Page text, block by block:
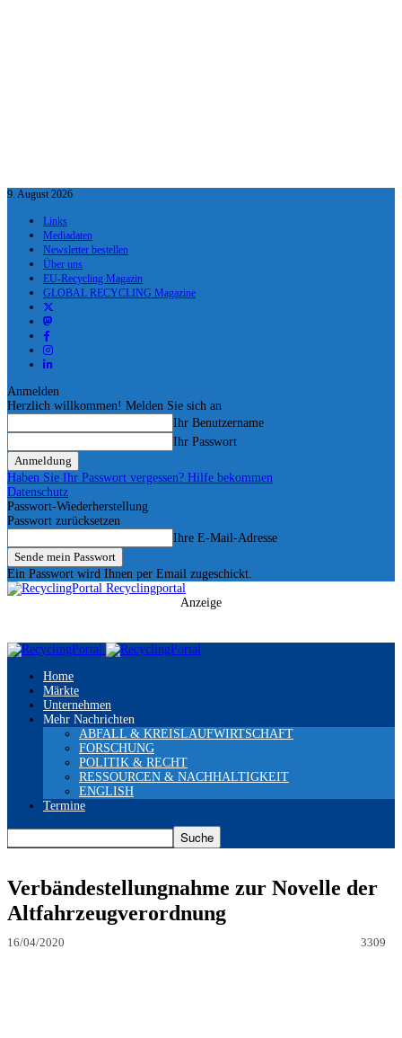
9. August 2026
Links
Mediadaten
Newsletter bestellen
Über uns
EU-Recycling Magazin
GLOBAL RECYCLING Magazine
Anmelden
Herzlich willkommen! Melden Sie sich an
Ihr Benutzername
Ihr Passwort
Haben Sie Ihr Passwort vergessen? Hilfe bekommen
Datenschutz
Passwort-Wiederherstellung
Passwort zurücksetzen
Ihre E-Mail-Adresse
Ein Passwort wird Ihnen per Email zugeschickt.
Recyclingportal
Anzeige
Home
Märkte
Unternehmen
Mehr Nachrichten
ABFALL & KREISLAUFWIRTSCHAFT
FORSCHUNG
POLITIK & RECHT
RESSOURCEN & NACHHALTIGKEIT
ENGLISH
Termine
Verbändestellungnahme zur Novelle der
Altfahrzeugverordnung
16/04/2020 3309